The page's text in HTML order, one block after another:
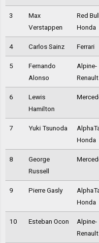
3
Max
Verstappen
Red
Honda
4 Carlos Sainz Ferrari
5
Fernando
Alonso
Alpine-
Renault
6
Lewis
Hamilton
7 Yuki Tsunoda
Honda
8
George
Russell
9 Pierre Gasly
Honda
10 Esteban Ocon
Alpine-
Renault